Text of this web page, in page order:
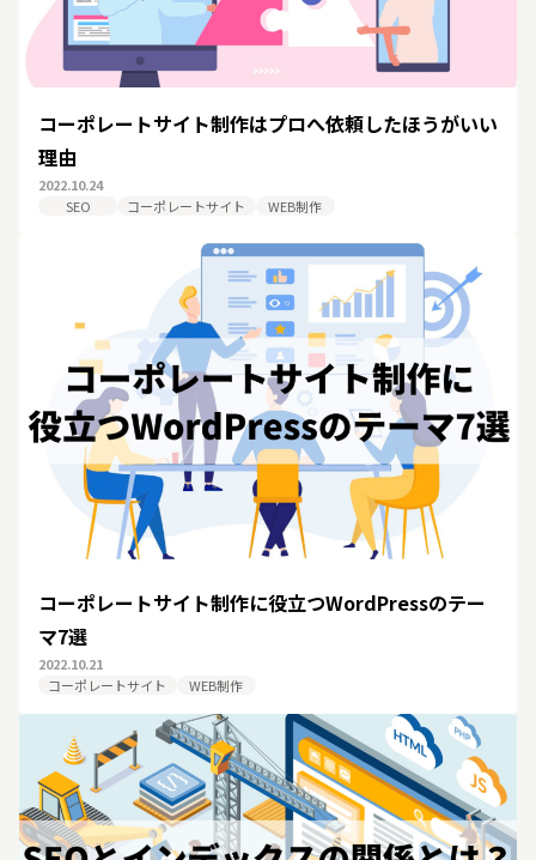
コーポレートサイト制作はプロへ依頼したほうがいい
理由
2022.10.24
SEO
コーポレートサイト WEB制作
コーポレートサイト制作に役立つWordPressのテー
マ7選
2022.10.21
コーポレートサイト
WEB制作